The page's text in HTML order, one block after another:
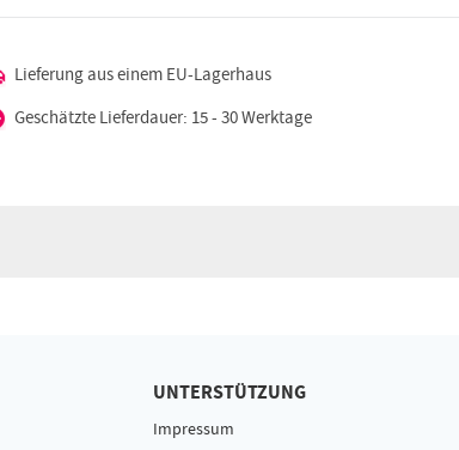
Lieferung aus einem EU-Lagerhaus
Geschätzte Lieferdauer: 15 - 30 Werktage
UNTERSTÜTZUNG
Impressum